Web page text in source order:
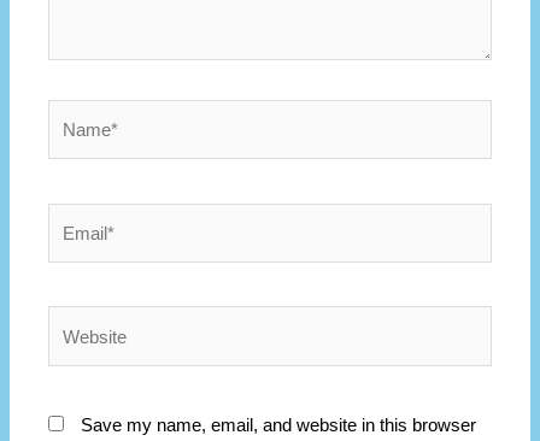
Save my name, email, and website in this browser